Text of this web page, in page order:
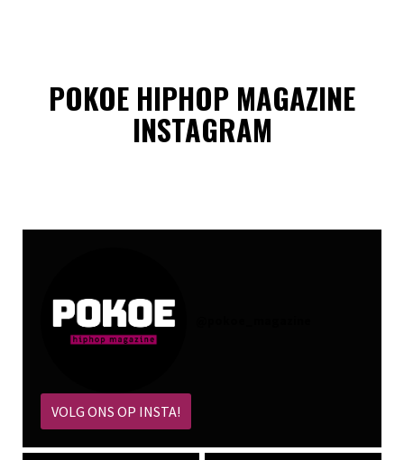
POKOE HIPHOP MAGAZINE
INSTAGRAM
VOLG ONS OP INSTA!